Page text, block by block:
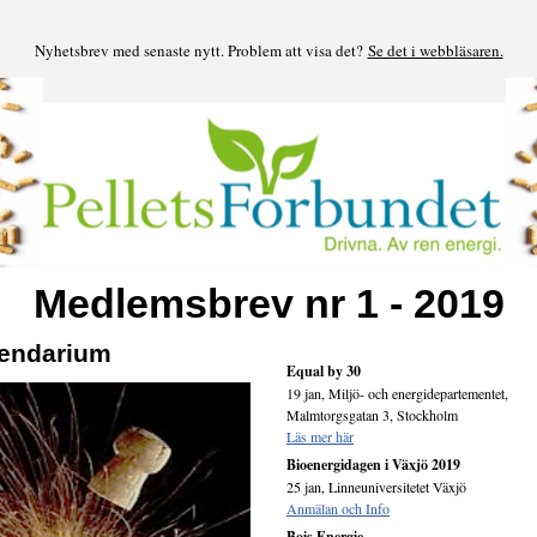
Nyhetsbrev med senaste nytt. Problem att visa det? Se det i webbläsaren.
Medlemsbrev nr 1 - 2019
Equal by 30
19 jan, Miljö- och energidepartementet,
Malmtorgsgatan 3, Stockholm
Läs mer här
Bioenergidagen i Växjö 2019
25 jan, Linneuniversitetet Växjö
Anmälan och Info